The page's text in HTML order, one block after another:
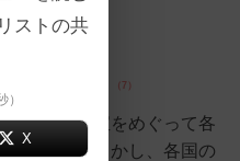
充実
に沈むお宝をめぐって各
化させる。しかし、各国の
ストの共
X